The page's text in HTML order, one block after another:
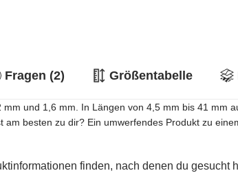
Fragen (2) Größentabelle
und 1,6 mm. In Längen von 4,5 mm bis 41 mm
besten zu dir? Ein umwerfendes Produkt zu
finden, nach denen du gesucht